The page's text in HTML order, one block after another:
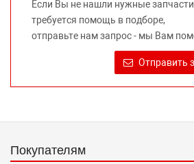
предлагаемых к продаже запасных
автомобилей и их производителей, не
правообладателей указанных
Требование предоставлять
достоверную информацию о товаре,
«О защите прав потребителей».
Если Вы не нашли нужные
требуется помощь в подборе,
отправьте нам запрос - мы Вам
Отправить
Покупателям